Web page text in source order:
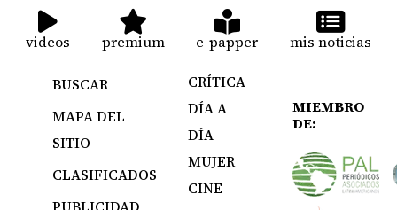
videos premium e-papper mis noticias
BUSCAR
MAPA DEL
SITIO
CLASIFICADOS
CRÍTICA
DÍA A
DÍA
MUJER
CINE
MIEMBRO
DE: